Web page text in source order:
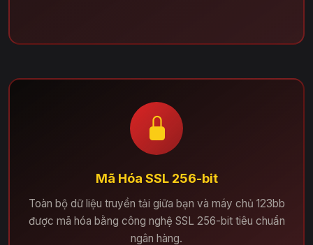
Mã Hóa SSL 256-bit
Toàn bộ dữ liệu truyền tải giữa bạn và máy chủ 123bb
được mã hóa bằng công nghệ SSL 256-bit tiêu chuẩn
ngân hàng.